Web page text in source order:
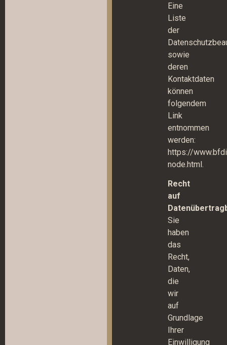
Eine
Liste
der
sowie
deren
Kontaktdaten
können
folgendem
Link
entnommen
werden:
https://
node.html.
Recht
auf
Sie
haben
das
Recht,
Daten,
die
wir
auf
Grundlage
Ihrer
Einwilligung